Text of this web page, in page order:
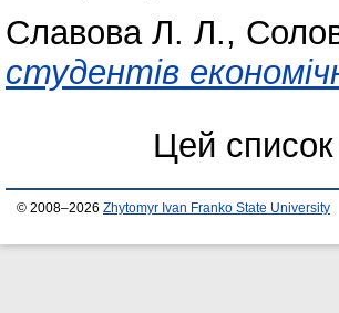
Славова Л. Л.,
студентів
Цей
© 2008–2026 Zhytomyr Ivan Franko State University